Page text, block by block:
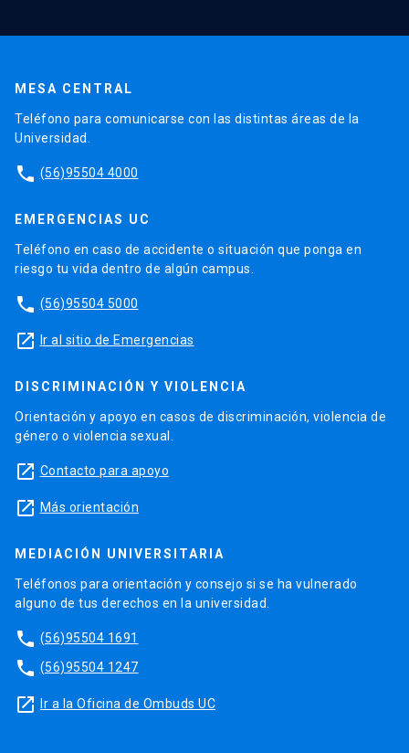
MESA CENTRAL
Teléfono para comunicarse con las distintas áreas de la
Universidad.
phone (56)95504 4000
EMERGENCIAS UC
Teléfono en caso de accidente o situación que ponga en
riesgo tu vida dentro de algún campus.
phone (56)95504 5000
launch Ir al sitio de Emergencias
DISCRIMINACIÓN Y VIOLENCIA
Orientación y apoyo en casos de discriminación, violencia de
género o violencia sexual.
launch Contacto para apoyo
launch Más orientación
MEDIACIÓN UNIVERSITARIA
Teléfonos para orientación y consejo si se ha vulnerado
alguno de tus derechos en la universidad.
phone (56)95504 1691
phone (56)95504 1247
launch Ir a la Oficina de Ombuds UC